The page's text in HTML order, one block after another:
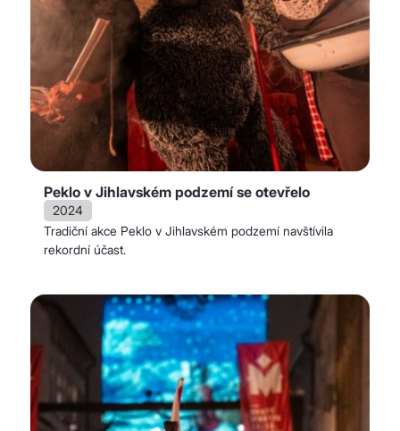
Peklo v Jihlavském podzemí se otevřelo
2024
Tradiční akce Peklo v Jihlavském podzemí navštívila
rekordní účast.